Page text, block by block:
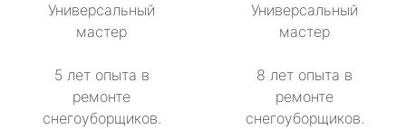
Универсальный
мастер
5 лет опыта в
ремонте
снегоуборщиков.
Универсальный
мастер
8 лет опыта в
ремонте
снегоуборщиков.